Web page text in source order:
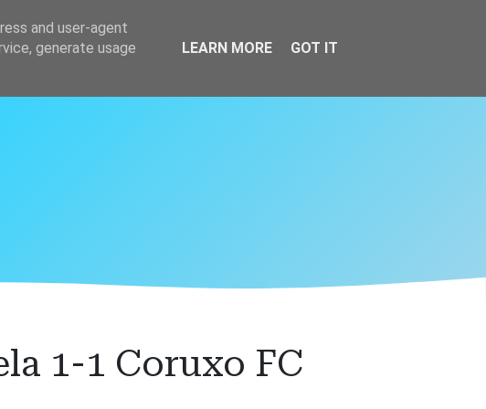
1-1 Coruxo FC
and user-agent
generate usage
LEARN MORE GOT IT